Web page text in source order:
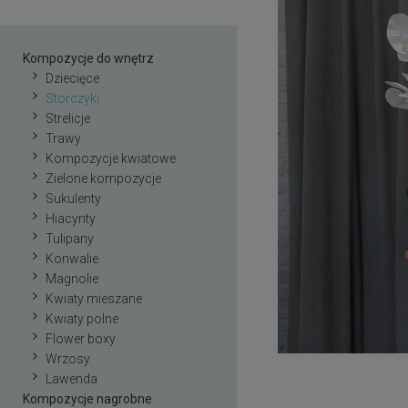
Kompozycje do wnętrz
Dziecięce
Storczyki
Strelicje
Trawy
Kompozycje kwiatowe
Zielone kompozycje
Sukulenty
Hiacynty
Tulipany
Konwalie
Magnolie
Kwiaty mieszane
Kwiaty polne
Flower boxy
Wrzosy
Lawenda
Kompozycje nagrobne